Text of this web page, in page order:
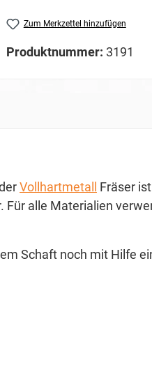
Zum Merkzettel hinzufügen
Produktnummer: 3191
Vollhartmetall
Fräser
alle Materialien
Schaft noch mit Hilfe